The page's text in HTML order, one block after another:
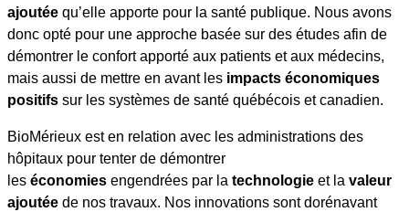
ajoutée qu’elle apporte pour la santé publique. Nous avons
donc opté pour une approche basée sur des études afin de
démontrer le confort apporté aux patients et aux médecins,
mais aussi de mettre en avant les impacts économiques
positifs sur les systèmes de santé québécois et canadien.
BioMérieux est en relation avec les administrations des
hôpitaux pour tenter de démontrer
les économies engendrées par la technologie et la valeur
ajoutée de nos travaux. Nos innovations sont dorénavant